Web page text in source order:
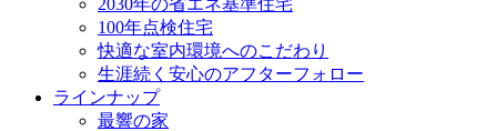
100年点検住宅
快適な室内環境へのこだわり
生涯続く安心のアフターフォロー
ラインナップ
最響の家